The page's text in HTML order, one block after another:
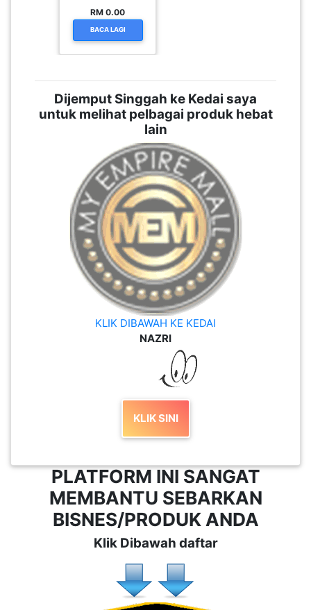
RM 0.00
BACA LAGI
Dijemput Singgah ke Kedai saya
untuk melihat pelbagai produk hebat
lain
KLIK DIBAWAH KE KEDAI
NAZRI
KLIK SINI
PLATFORM INI SANGAT
MEMBANTU SEBARKAN
BISNES/PRODUK ANDA
Klik Dibawah daftar